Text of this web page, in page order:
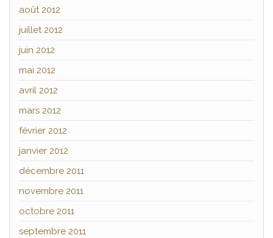
août 2012
juillet 2012
juin 2012
mai 2012
avril 2012
mars 2012
février 2012
janvier 2012
décembre 2011
novembre 2011
octobre 2011
septembre 2011